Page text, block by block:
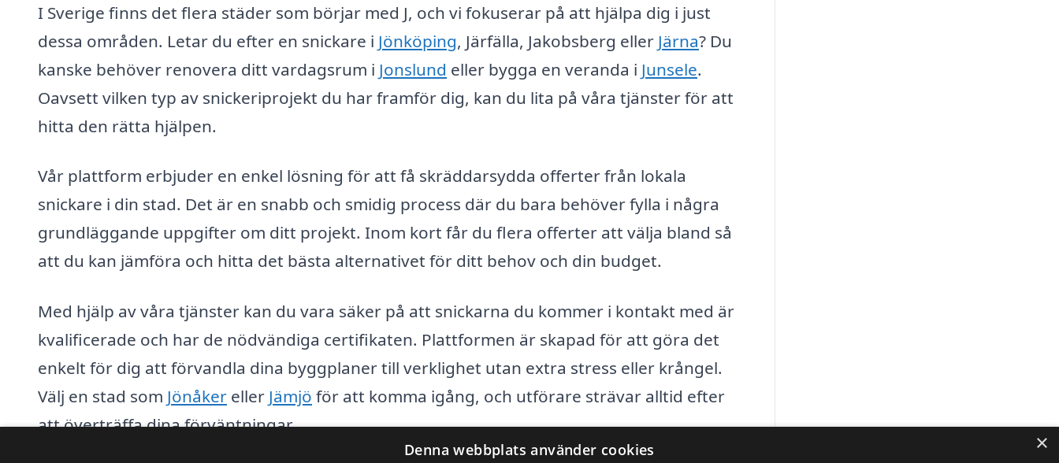
I Sverige finns det flera städer som börjar med J, och vi fokuserar på att hjälpa dig i just
dessa områden. Letar du efter en snickare i Jönköping, Järfälla, Jakobsberg eller Järna? Du
kanske behöver renovera ditt vardagsrum i Jonslund eller bygga en veranda i Junsele.
Oavsett vilken typ av snickeriprojekt du har framför dig, kan du lita på våra tjänster för att
hitta den rätta hjälpen.
Vår plattform erbjuder en enkel lösning för att få skräddarsydda offerter från lokala
snickare i din stad. Det är en snabb och smidig process där du bara behöver fylla i några
grundläggande uppgifter om ditt projekt. Inom kort får du flera offerter att välja bland så
att du kan jämföra och hitta det bästa alternativet för ditt behov och din budget.
Med hjälp av våra tjänster kan du vara säker på att snickarna du kommer i kontakt med är
kvalificerade och har de nödvändiga certifikaten. Plattformen är skapad för att göra det
enkelt för dig att förvandla dina byggplaner till verklighet utan extra stress eller krångel.
Välj en stad som Jönåker eller Jämjö för att komma igång, och utförare strävar alltid efter
att överträffa dina förväntningar.
×
Denna webbplats använder cookies